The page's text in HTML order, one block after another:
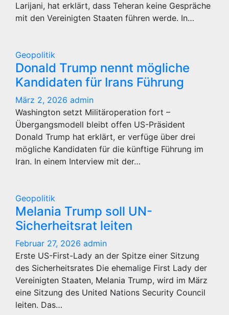
Larijani, hat erklärt, dass Teheran keine Gespräche
mit den Vereinigten Staaten führen werde. In…
Geopolitik
Donald Trump nennt mögliche
Kandidaten für Irans Führung
März 2, 2026 admin
Washington setzt Militäroperation fort –
Übergangsmodell bleibt offen US-Präsident
Donald Trump hat erklärt, er verfüge über drei
mögliche Kandidaten für die künftige Führung im
Iran. In einem Interview mit der…
Geopolitik
Melania Trump soll UN-
Sicherheitsrat leiten
Februar 27, 2026 admin
Erste US-First-Lady an der Spitze einer Sitzung
des Sicherheitsrates Die ehemalige First Lady der
Vereinigten Staaten, Melania Trump, wird im März
eine Sitzung des United Nations Security Council
leiten. Das…